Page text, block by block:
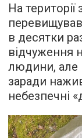
На
в десятки
відчуження
людини, але
заради
небезпечні